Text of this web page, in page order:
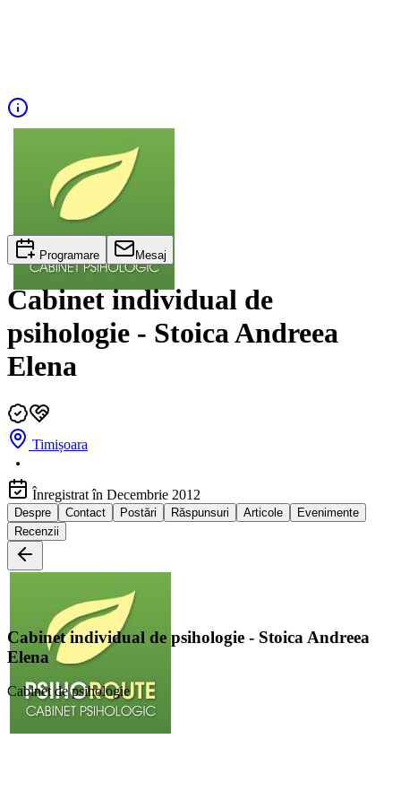
Programare Mesaj
Cabinet individual de
psihologie - Stoica Andreea
Elena
Timișoara
Înregistrat în Decembrie 2012
Despre Contact Postări Răspunsuri Articole
Evenimente
Recenzii
Cabinet individual de psihologie - Stoica Andreea
Elena
Cabinet de psihologie
Contact
Mesaj Website
Hartă